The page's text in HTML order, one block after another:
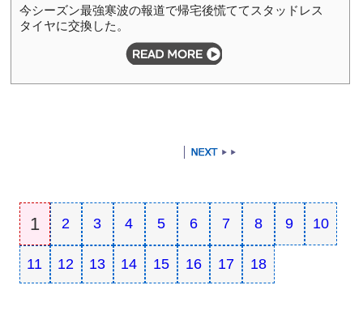
今シーズン最強寒波の報道で帰宅後慌ててスタッドレス
タイヤに交換した。
1 2 3 4 5 6 7 8 9 10
11 12 13 14 15 16 17 18